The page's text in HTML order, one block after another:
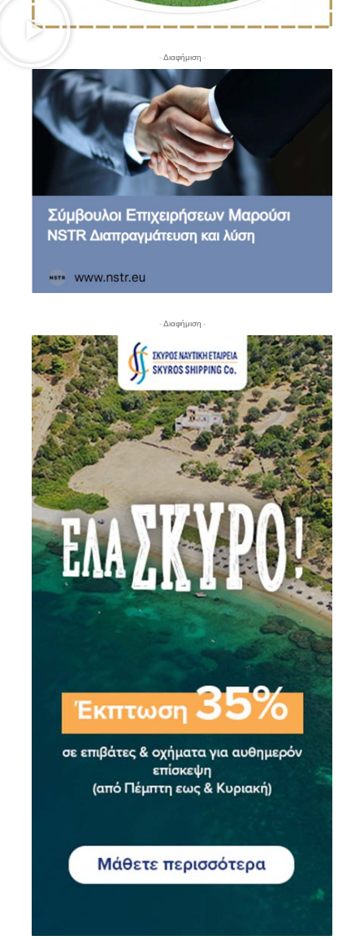
- Διαφήμιση -
- Διαφήμιση -